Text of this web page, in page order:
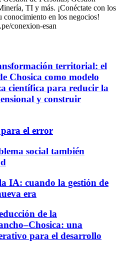
TI y más. ¡Conéctate con los
conocimiento en los negocios!
conexion-esan
territorial: el
Chosica como modelo
científica para reducir la
y construir
el error
social también
IA: cuando la gestión de
era
de la
una
para el desarrollo